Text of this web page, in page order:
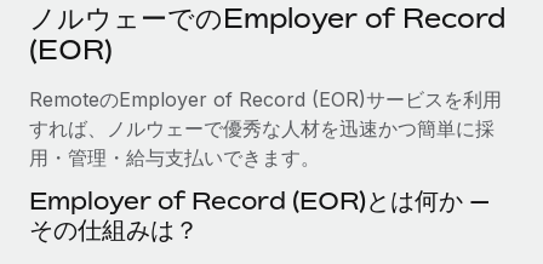
サービス
専門家に相談
グローバル人事・コンプライアンスの専門サポート
候補者の選考プロセスをシンプルに
当社とのパートナーシップの可能性を検討する
Remote Build
統合とAI自動化に関するコンサルティング
ニュースルーム
給与・人材情報
情報センター
サポートを依頼する
すべてのリソースを表示する
ノルウェーでのEmployer of Record
(EOR)
RemoteのEmployer of Record (EOR)サービスを利用
すれば、ノルウェーで優秀な人材を迅速かつ簡単に採
用・管理・給与支払いできます。
Employer of Record (EOR)とは何か —
その仕組みは？